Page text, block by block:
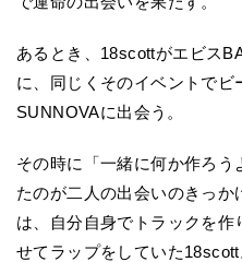
あるとき、18scottがエビス
に、同じくそのイベントでビ
SUNNOVAに出会う。
その時に「一緒に何か作ろ
たのが二人の出会いのきっ
は、自分自身でトラックを
せてラップをしていた